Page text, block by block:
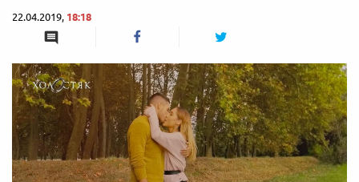
22.04.2019, 18:18